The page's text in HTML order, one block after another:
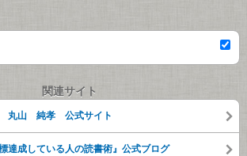
関連サイト
丸山 純孝 公式サイト
達成している人の読書術』公式ブログ